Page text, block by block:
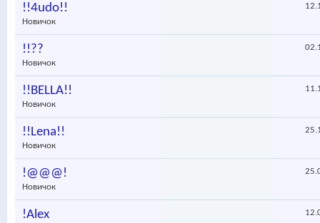
!!4udo!!
Новичок
!!??
Новичок
!!BELLA!!
Новичок
!!Lena!!
Новичок
!@@@!
Новичок
!Alex